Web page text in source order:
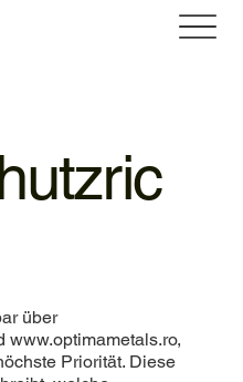
über
www.optimametals.ro,
Priorität. Diese